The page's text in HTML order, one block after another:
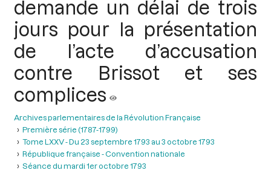
demande un délai de trois
jours pour la présentation
de l’acte d’accusation
contre Brissot et ses
complices
Archives parlementaires de la Révolution Française
Première série (1787-1799)
Tome LXXV - Du 23 septembre 1793 au 3 octobre 1793
République française - Convention nationale
Séance du mardi 1er octobre 1793